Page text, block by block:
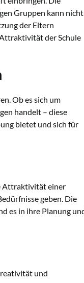
Gruppen kann nicht
der Eltern
der Schule
Ob es sich um
handelt – diese
bietet und sich für
Attraktivität einer
geben. Die
es in ihre Planung
und